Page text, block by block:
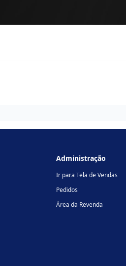
Administração
Ir para Tela de Vendas
Pedidos
Área da Revenda